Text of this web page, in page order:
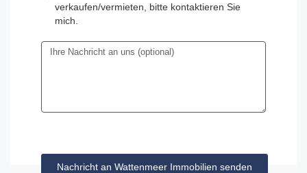
verkaufen/vermieten, bitte kontaktieren Sie
mich.
Nachricht an Wattenmeer Immobilien senden